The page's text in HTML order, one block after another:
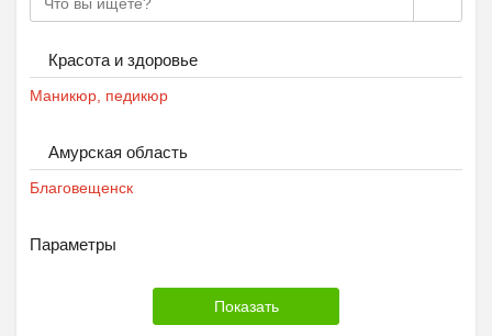
Красота и здоровье
Маникюр, педикюр
Амурская область
Благовещенск
Параметры